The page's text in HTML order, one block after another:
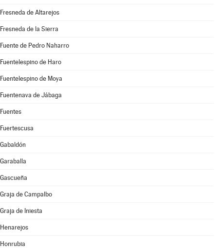
Fresneda de Altarejos
Fresneda de la Sierra
Fuente de Pedro Naharro
Fuentelespino de Haro
Fuentelespino de Moya
Fuentenava de Jábaga
Fuentes
Fuertescusa
Gabaldón
Garaballa
Gascueña
Graja de Campalbo
Graja de Iniesta
Henarejos
Honrubia